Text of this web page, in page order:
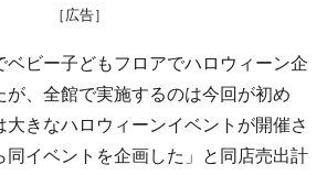
［広告］
ビー子どもフロアでハロウィーン企
が、全館で実施するのは今回が初め
大きなハロウィーンイベントが開催さ
同イベントを企画した」と同店売出計